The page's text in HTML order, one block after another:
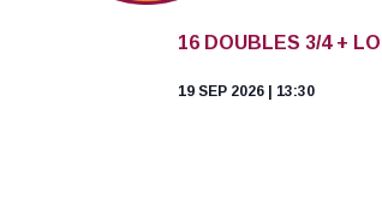
16 DOUBLES 3/4 +
19 SEP 2026 | 13:30